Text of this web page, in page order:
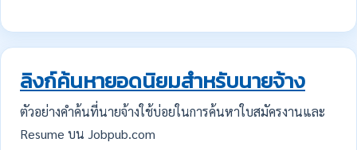
ลิงก์ค้นหายอดนิยมสำหรับนายจ้าง
ตัวอย่างคำค้นที่นายจ้างใช้บ่อยในการค้นหาใบสมัครงานและ
Resume บน Jobpub.com